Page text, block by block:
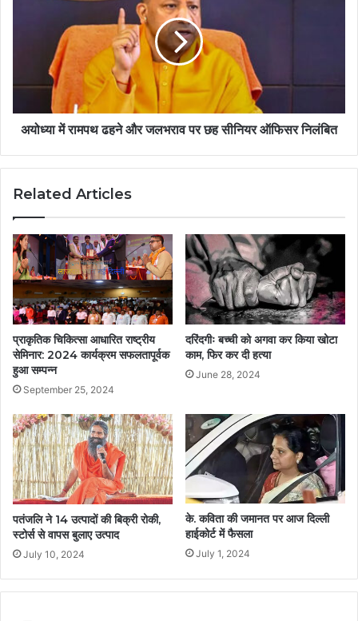
अयोध्या में रामपथ ढहने और जलभराव पर छह सीनियर ऑफिसर निलंबित
Related Articles
प्राकृतिक चिकित्सा आधारित राष्ट्रीय
सेमिनार: 2024 कार्यक्रम सफलतापूर्वक
हुआ सम्पन्न
September 25, 2024
दरिंदगीः बच्ची को अगवा कर किया खोटा
काम, फिर कर दी हत्या
June 28, 2024
पतंजलि ने 14 उत्पादों की बिक्री रोकी,
स्टोर्स से वापस बुलाए उत्पाद
July 10, 2024
के. कविता की जमानत पर आज दिल्ली
हाईकोर्ट में फैसला
July 1, 2024